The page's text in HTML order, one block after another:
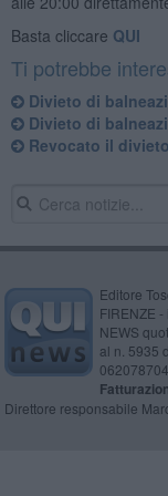
Basta cliccare QUI
Ti potrebbe
Divieto di
Divieto di
Revocato il
Editore
FIRENZE
NEWS
al n. 5935
Direttore responsabile